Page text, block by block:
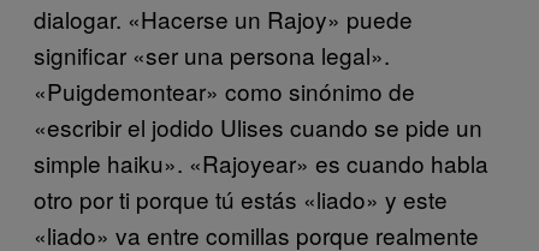
dialogar. «Hacerse un Rajoy» puede
significar «ser una persona legal».
«Puigdemontear» como sinónimo de
«escribir el jodido Ulises cuando se pide un
simple haiku». «Rajoyear» es cuando habla
otro por ti porque tú estás «liado» y este
«liado» va entre comillas porque realmente